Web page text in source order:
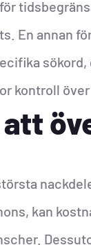
En annan
kontroll
kan